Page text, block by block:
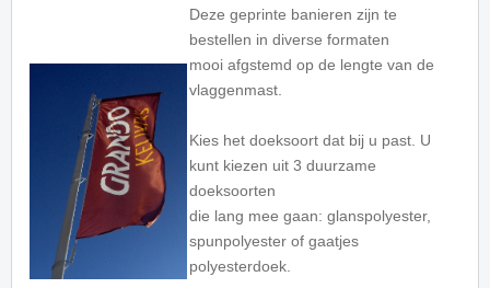
Deze geprinte banieren zijn te
bestellen in diverse formaten
mooi afgstemd op de lengte van de
vlaggenmast.
Kies het doeksoort dat bij u past. U
kunt kiezen uit 3 duurzame
doeksoorten
die lang mee gaan: glanspolyester,
spunpolyester of gaatjes
polyesterdoek.